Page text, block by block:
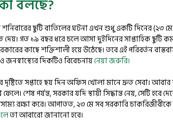
বলছে?
ছুটি বাতিলের ঘটনা এখন শুধু একটি দিনের (২৩
দেয়। গত ১৯ বছর ধরে চলে আসা দুইদিনের সাপ্তাহিক ছুটি
কাছে শক্তিশালী হয়ে উঠেছে। তবে এই পরিবর্তন
জনস্বাস্থ্যের দিকটিও বিবেচনায়নেয়া জরুরি।
দৃষ্টিতে সপ্তাহে ছয় দিন অফিস খোলা মানে দ্রুত সেবা।
ফেলে। শেষ পর্যন্ত, সরকার যদি স্থায়ী সিদ্ধান্ত নেয়, সেটি
রক্ষা করে। আপাতত, ২৩ মে সব সরকারি চাকরিজীবীকে
তা আবারো জানানো হবে।